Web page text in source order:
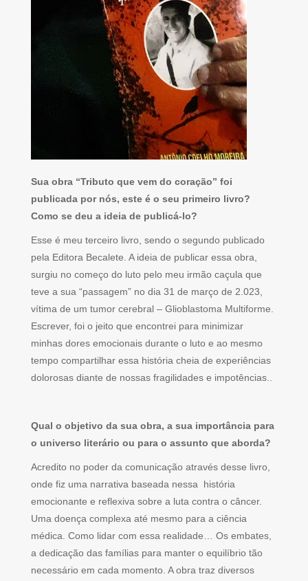
Sua obra “Tributo que vem do coração” foi
publicada por nós, este é o seu primeiro livro?
Como se deu a ideia de publicá-lo?
Esse é meu terceiro livro, sendo o segundo publicado
pela Editora Becalete. A ideia de publicar essa obra,
surgiu no começo do luto pelo meu irmão caçula que
teve a sua “passagem” no dia 31 de março de 2.023,
vítima de um tumor cerebral – Glioblastoma Multiforme.
Escrever, foi o jeito que encontrei para minimizar
minhas dores emocionais durante o luto e ao mesmo
tempo compartilhar essa história cheia de experiências
dolorosas diante de nossas fragilidades e impotências..
Qual o objetivo da sua obra, a sua importância para
o universo literário ou para o assunto que aborda?
Acredito no poder da comunicação através desse livro,
onde fiz uma narrativa baseada nessa história
emocionante e reflexiva sobre a luta contra o câncer.
Uma doença complexa até mesmo para a ciência
médica. Como lidar com essa realidade… Os embates,
a dedicação das famílias para manter o equilíbrio tão
necessário em cada momento. A obra traz diversos